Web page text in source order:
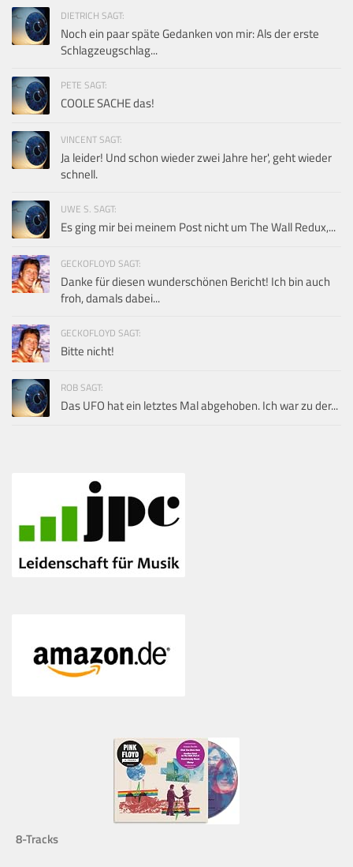
DIETRICH SAGT:
Noch ein paar späte Gedanken von mir: Als der erste
Schlagzeugschlag...
PETE SAGT:
COOLE SACHE das!
VINCENT SAGT:
Ja leider! Und schon wieder zwei Jahre her', geht wieder
schnell.
UWE S. SAGT:
Es ging mir bei meinem Post nicht um The Wall Redux,...
GECKOFLOYD SAGT:
Danke für diesen wunderschönen Bericht! Ich bin auch
froh, damals dabei...
GECKOFLOYD SAGT:
Bitte nicht!
ROB SAGT:
Das UFO hat ein letztes Mal abgehoben. Ich war zu der...
8-Tracks